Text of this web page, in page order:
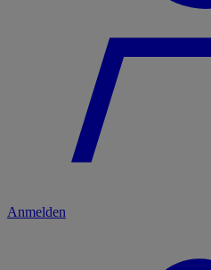
Anmelden